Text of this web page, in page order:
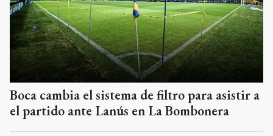
Boca cambia el sistema de filtro para asistir a
el partido ante Lanús en La Bombonera